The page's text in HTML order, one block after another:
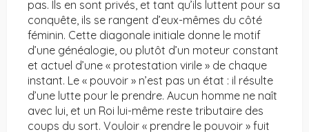
pas. Ils en sont privés, et tant qu’ils luttent pour sa
conquête, ils se rangent d’eux-mêmes du côté
féminin. Cette diagonale initiale donne le motif
d’une généalogie, ou plutôt d’un moteur constant
et actuel d’une « protestation virile » de chaque
instant. Le « pouvoir » n’est pas un état : il résulte
d’une lutte pour le prendre. Aucun homme ne naît
avec lui, et un Roi lui-même reste tributaire des
coups du sort. Vouloir « prendre le pouvoir » fuit